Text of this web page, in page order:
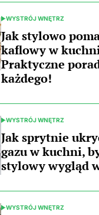
POSTED
IN
WYSTRÓJ WNĘTRZ
Jak stylowo
kaflowy w
Praktyczne
każdego!
POSTED
IN
WYSTRÓJ WNĘTRZ
Jak sprytnie
gazu w kuchni,
stylowy wygląd
POSTED
WYSTRÓJ WNĘTRZ